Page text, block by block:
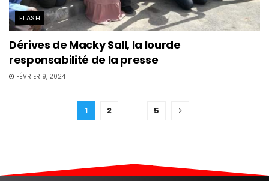
FLASH
Dérives de Macky Sall, la lourde
responsabilité de la presse
FÉVRIER 9, 2024
1 2 … 5